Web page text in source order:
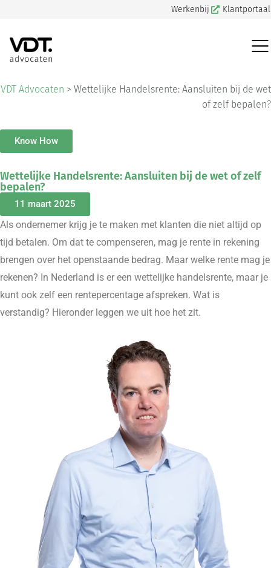
Werkenbij Klantportaal
VDT Advocaten > Wettelijke Handelsrente: Aansluiten bij de wet
of zelf bepalen?
Know How
Wettelijke Handelsrente: Aansluiten bij de wet of zelf
bepalen?
11 maart 2025
Als ondernemer krijg je te maken met klanten die niet altijd op
tijd betalen. Om dat te compenseren, mag je rente in rekening
brengen over het openstaande bedrag. Maar welke rente mag je
rekenen? In Nederland is er een wettelijke handelsrente, maar je
kunt ook zelf een rentepercentage afspreken. Wat is
verstandig? Hieronder leggen we uit hoe het zit.